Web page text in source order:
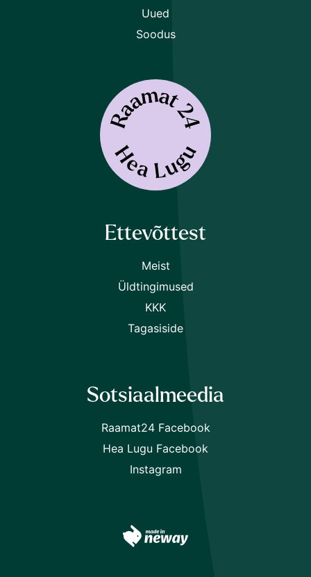
Uued
Soodus
Ettevõttest
Meist
Üldtingimused
KKK
Tagasiside
Sotsiaalmeedia
Raamat24 Facebook
Hea Lugu Facebook
Instagram